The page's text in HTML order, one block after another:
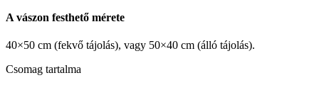
A vászon festhető mérete
40×50 cm (fekvő tájolás), vagy 50×40 cm (álló tájolás).
Csomag tartalma